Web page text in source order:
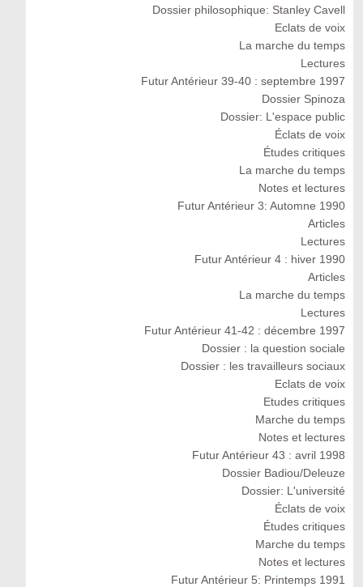
Dossier philosophique: Stanley Cavell
Eclats de voix
La marche du temps
Lectures
Futur Antérieur 39-40 : septembre 1997
Dossier Spinoza
Dossier: L'espace public
Éclats de voix
Études critiques
La marche du temps
Notes et lectures
Futur Antérieur 3: Automne 1990
Articles
Lectures
Futur Antérieur 4 : hiver 1990
Articles
La marche du temps
Lectures
Futur Antérieur 41-42 : décembre 1997
Dossier : la question sociale
Dossier : les travailleurs sociaux
Eclats de voix
Etudes critiques
Marche du temps
Notes et lectures
Futur Antérieur 43 : avril 1998
Dossier Badiou/Deleuze
Dossier: L'université
Éclats de voix
Études critiques
Marche du temps
Notes et lectures
Futur Antérieur 5: Printemps 1991